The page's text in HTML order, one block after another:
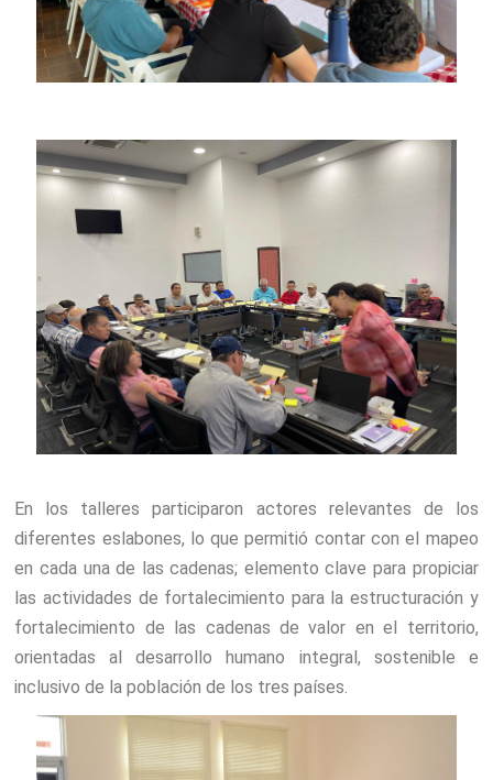
En los talleres participaron actores relevantes de los
diferentes eslabones, lo que permitió contar con el mapeo
en cada una de las cadenas; elemento clave para propiciar
las actividades de fortalecimiento para la estructuración y
fortalecimiento de las cadenas de valor en el territorio,
orientadas al desarrollo humano integral, sostenible e
inclusivo de la población de los tres países.